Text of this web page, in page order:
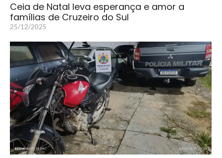
Ceia de Natal leva esperança e amor a
famílias de Cruzeiro do Sul
25/12/2025